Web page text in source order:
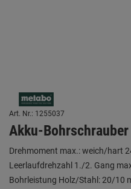
Art. Nr.: 1255037
Akku-
Drehmoment max.: weich/hart
Leerlaufdrehzahl 1./2. Gang
Bohrleistung Holz/Stahl: 20/10